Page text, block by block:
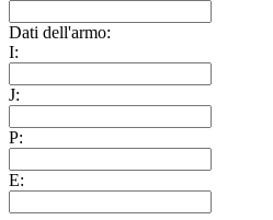
Dati dell'armo:
I:
J:
P:
E: